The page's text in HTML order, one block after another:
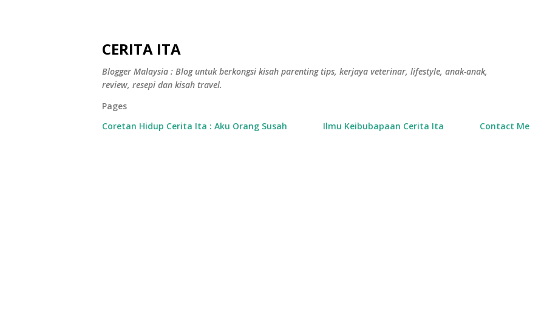
CERITA ITA
Blogger Malaysia : Blog untuk berkongsi kisah parenting tips, kerjaya veterinar, lifestyle, anak-anak,
review, resepi dan kisah travel.
Pages
Coretan Hidup Cerita Ita : Aku Orang Susah
Ilmu Keibubapaan Cerita Ita Contact Me